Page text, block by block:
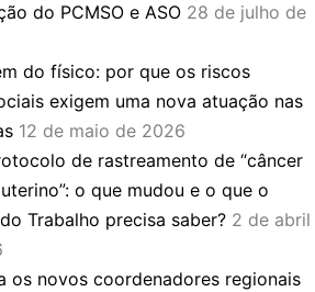
do PCMSO e ASO 28 de julho de
do físico: por que os riscos
exigem uma nova atuação nas
12 de maio de 2026
de rastreamento de “câncer
o que mudou e o que o
Trabalho precisa saber? 2 de abril
os novos coordenadores regionais